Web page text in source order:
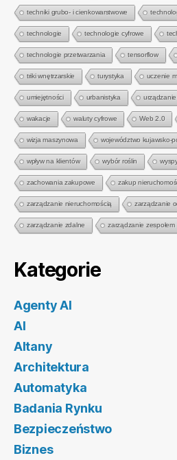
techniki grubo- i cienkowarstwowe
technologie technologie cyfrowe
technologie przetwarzania tensorflow
triki wnętrzarskie turystyka uczenie
umiejętności urbanistyka
wakacje waluty cyfrowe Web 2.0
wizja maszynowa województwo kujawsko-
wpływ na klientów wybór roślin
zachowania zakupowe zakup
zarządzanie nieruchomością zarządzanie
zarządzanie zdalne zarządzanie zespołem
Kategorie
Agenty AI
AI
Altany
Architektura
Automatyka
Badania Rynku
Bezpieczeństwo
Biznes